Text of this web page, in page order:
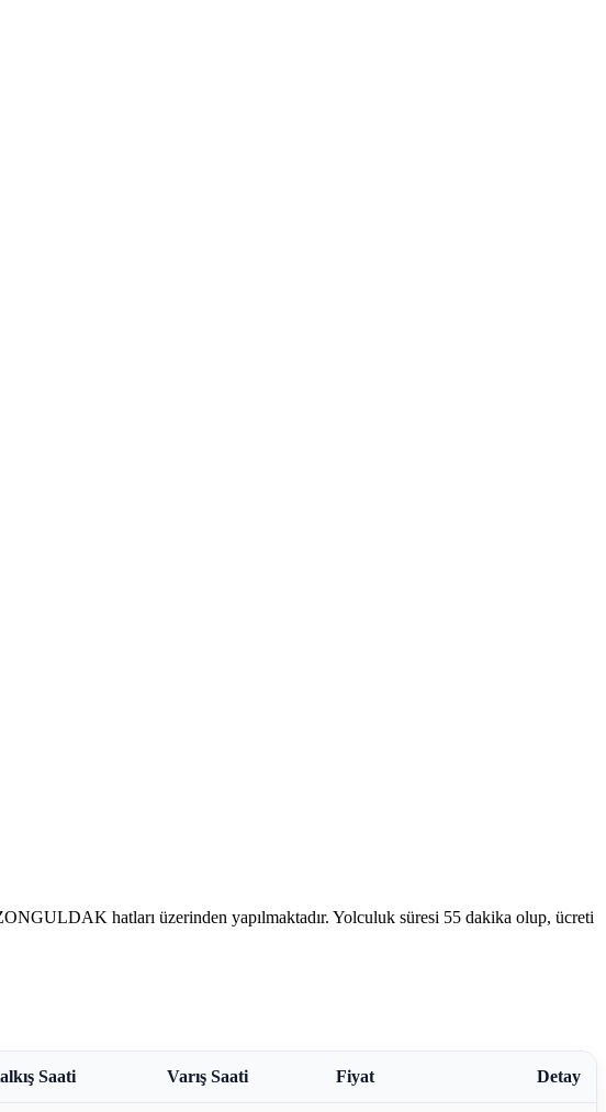
hatları üzerinden yapılmaktadır. Yolculuk süresi 55 dakika olup, ücreti
Saati Varış Saati Fiyat Detay